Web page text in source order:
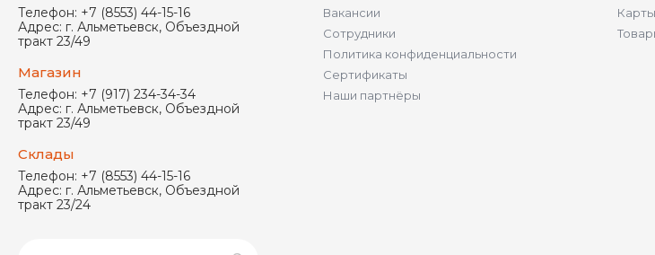
Телефон: +7 (8553) 44-15-16
Адрес: г. Альметьевск, Объездной
тракт 23/49
Магазин
Телефон: +7 (917) 234-34-34
Адрес: г. Альметьевск, Объездной
тракт 23/49
Склады
Телефон: +7 (8553) 44-15-16
Адрес: г. Альметьевск, Объездной
тракт 23/24
Вакансии
Сотрудники
Политика конфиденциальности
Сертификаты
Наши партнёры